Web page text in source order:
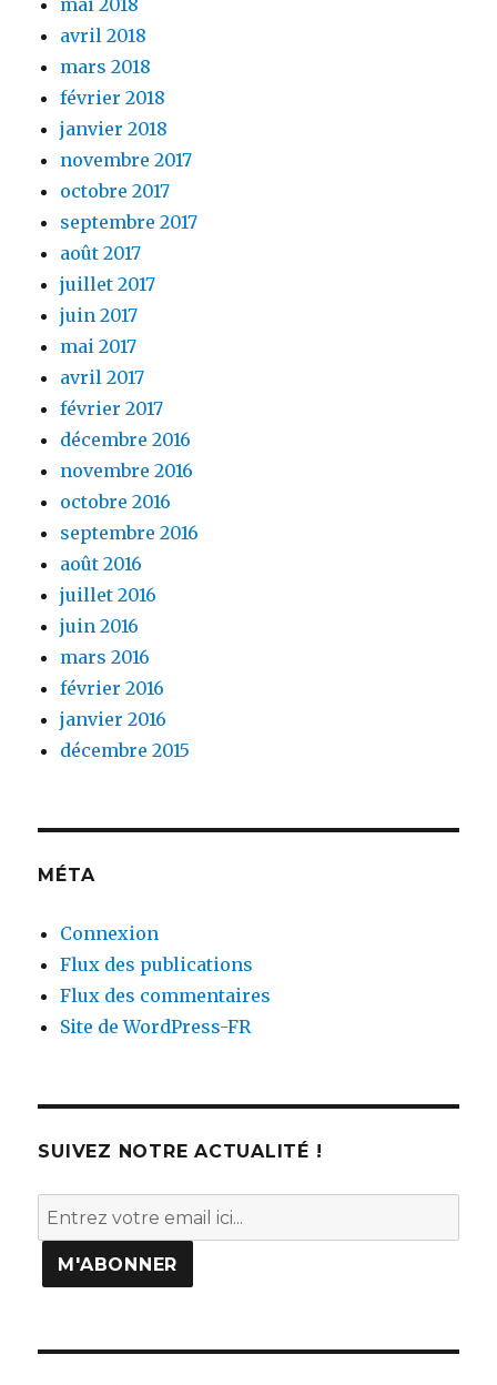
mai 2018
avril 2018
mars 2018
février 2018
janvier 2018
novembre 2017
octobre 2017
septembre 2017
août 2017
juillet 2017
juin 2017
mai 2017
avril 2017
février 2017
décembre 2016
novembre 2016
octobre 2016
septembre 2016
août 2016
juillet 2016
juin 2016
mars 2016
février 2016
janvier 2016
décembre 2015
MÉTA
Connexion
Flux des publications
Flux des commentaires
Site de WordPress-FR
SUIVEZ NOTRE ACTUALITÉ !